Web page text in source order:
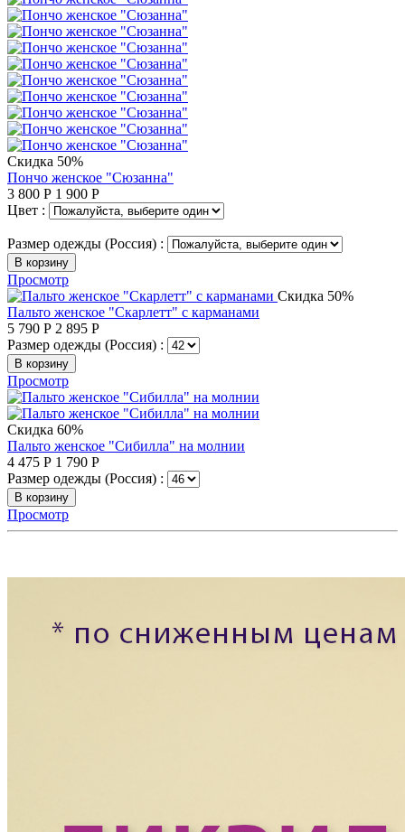
Скидка 50%
Пончо женское "Сюзанна"
3 800 Р 1 900 Р
Цвет :
Размер одежды (Россия) :
В корзину
Просмотр
Скидка 50%
Пальто женское "Скарлетт" с карманами
5 790 Р 2 895 Р
Размер одежды (Россия) :
В корзину
Просмотр
Скидка 60%
Пальто женское "Сибилла" на молнии
4 475 Р 1 790 Р
Размер одежды (Россия) :
В корзину
Просмотр